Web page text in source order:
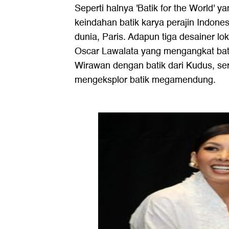
Seperti halnya 'Batik for the World'
keindahan batik karya perajin
dunia, Paris. Adapun tiga desainer
Oscar Lawalata yang mengangkat
Wirawan dengan batik dari Kudus,
mengeksplor batik megamendung.